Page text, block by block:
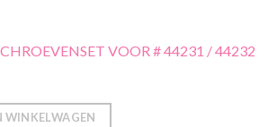
VOOR # 44231 / 44232
WINKELWAGEN